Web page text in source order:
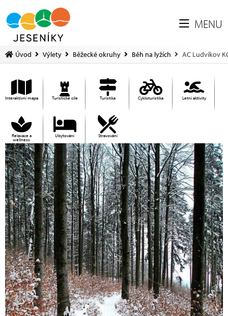
MENU
Úvod Výlety Běžecké okruhy Běh na lyžích AC Ludvíkov
Interaktivní mapa Turistické cíle Turistika Cykloturistika Letní aktivity
Relaxace a
wellness
Ubytování Stravování